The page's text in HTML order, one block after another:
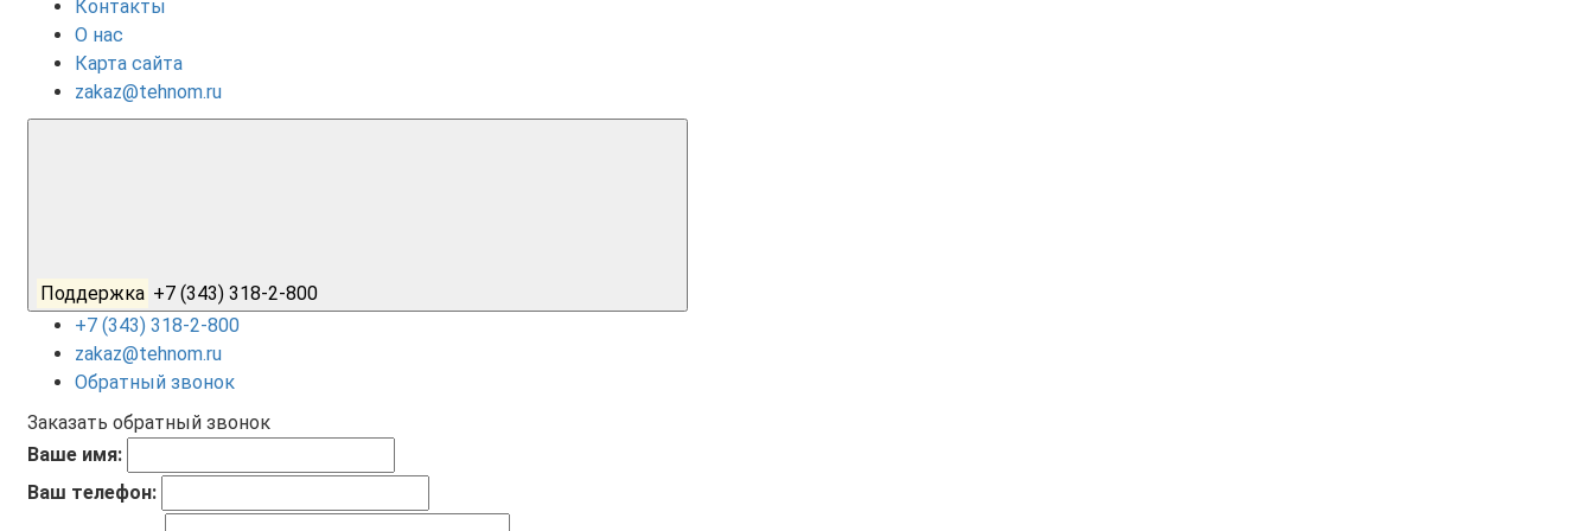
Контакты
О нас
Карта сайта
zakaz@tehnom.ru
Поддержка +7 (343) 318-2-800
+7 (343) 318-2-800
zakaz@tehnom.ru
Обратный звонок
Заказать обратный звонок
Ваше имя:
Ваш телефон: